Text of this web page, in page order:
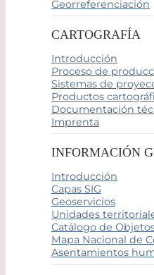
Georreferenciación
CARTOGRAFÍA
Introducción
Proceso de
Sistemas de
Productos
Documentación
Imprenta
INFORMACIÓN
Introducción
Capas SIG
Geoservicios
Unidades
Catálogo de
Mapa Nacional de
Asentamientos